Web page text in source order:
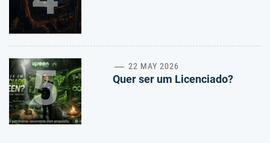
5 22 MAY 2026
Quer ser um Licenciado?